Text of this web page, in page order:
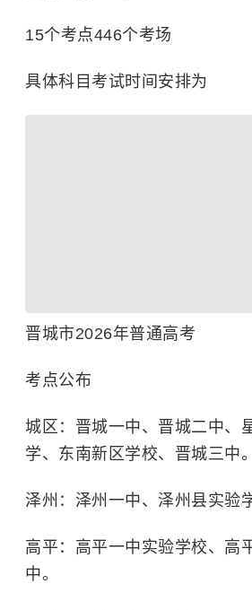
15个考点446个考场
具体科目考试时间安排为
晋城市2026年普通高考
考点公布
城区： 晋城一中、晋城二中、
学、东南新区学校、晋城三中。
泽州： 泽州一中、泽州县实验
高平： 高平一中实验学校、高
中。